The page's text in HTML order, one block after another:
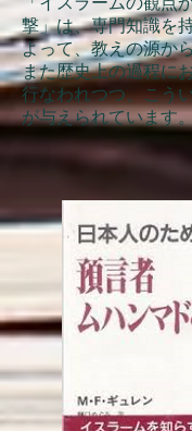
撃」は、専門知識を
よって、教えの源か
また歴史上の過程に
行なわれつつ、こう
が与えられています